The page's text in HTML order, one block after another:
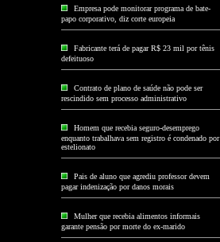
Empresa pode monitorar programa de bate-
papo corporativo, diz corte europeia
Fabricante terá de pagar R$ 23 mil por tênis
defeituoso
Contrato de plano de saúde não pode ser
rescindido sem processo administrativo
Homem que recebia seguro-desemprego
enquanto trabalhava sem registro é condenado por
estelionato
Pais de aluno que agrediu professor devem
pagar indenização por danos morais
Mulher que recebia alimentos informais
garante pensão por morte do ex-marido